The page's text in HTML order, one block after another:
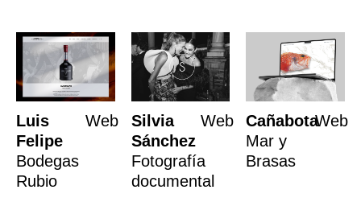
Luis
Felipe
Bodegas
Rubio
Web
Silvia
Sánchez
Fotografía
documental
Web
Cañabota
Mar y
Brasas
Web